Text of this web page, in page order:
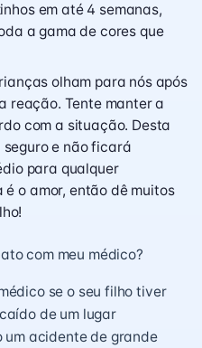
em até 4 semanas,
a gama de cores que
olham para nós após
reação. Tente manter a
com a situação. Desta
e não ficará
para qualquer
o amor, então dê muitos
com meu médico?
se o seu filho tiver
de um lugar
acidente de grande